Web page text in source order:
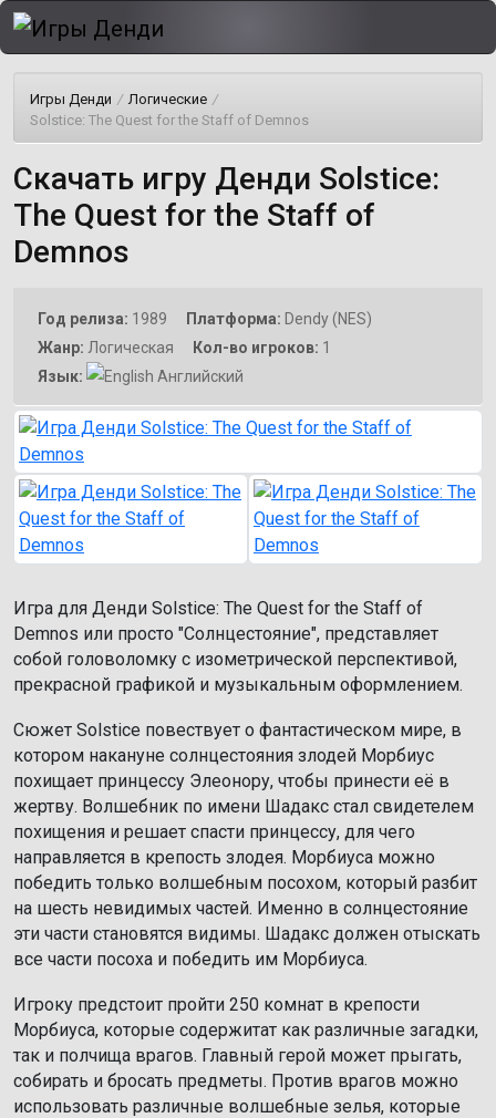
Игры Денди / Логические /
Solstice: The Quest for the Staff of Demnos
Скачать игру Денди Solstice:
The Quest for the Staff of
Demnos
Год релиза: 1989 Платформа: Dendy (NES)
Жанр: Логическая Кол-во игроков: 1
Язык:
Английский
Игра для Денди Solstice: The Quest for the Staff of
Demnos или просто "Солнцестояние", представляет
собой головоломку с изометрической перспективой,
прекрасной графикой и музыкальным оформлением.
Сюжет Solstice повествует о фантастическом мире, в
котором накануне солнцестояния злодей Морбиус
похищает принцессу Элеонору, чтобы принести её в
жертву. Волшебник по имени Шадакс стал свидетелем
похищения и решает спасти принцессу, для чего
направляется в крепость злодея. Морбиуса можно
победить только волшебным посохом, который разбит
на шесть невидимых частей. Именно в солнцестояние
эти части становятся видимы. Шадакс должен отыскать
все части посоха и победить им Морбиуса.
Игроку предстоит пройти 250 комнат в крепости
Морбиуса, которые содержитат как различные загадки,
так и полчища врагов. Главный герой может прыгать,
собирать и бросать предметы. Против врагов можно
использовать различные волшебные зелья, которые